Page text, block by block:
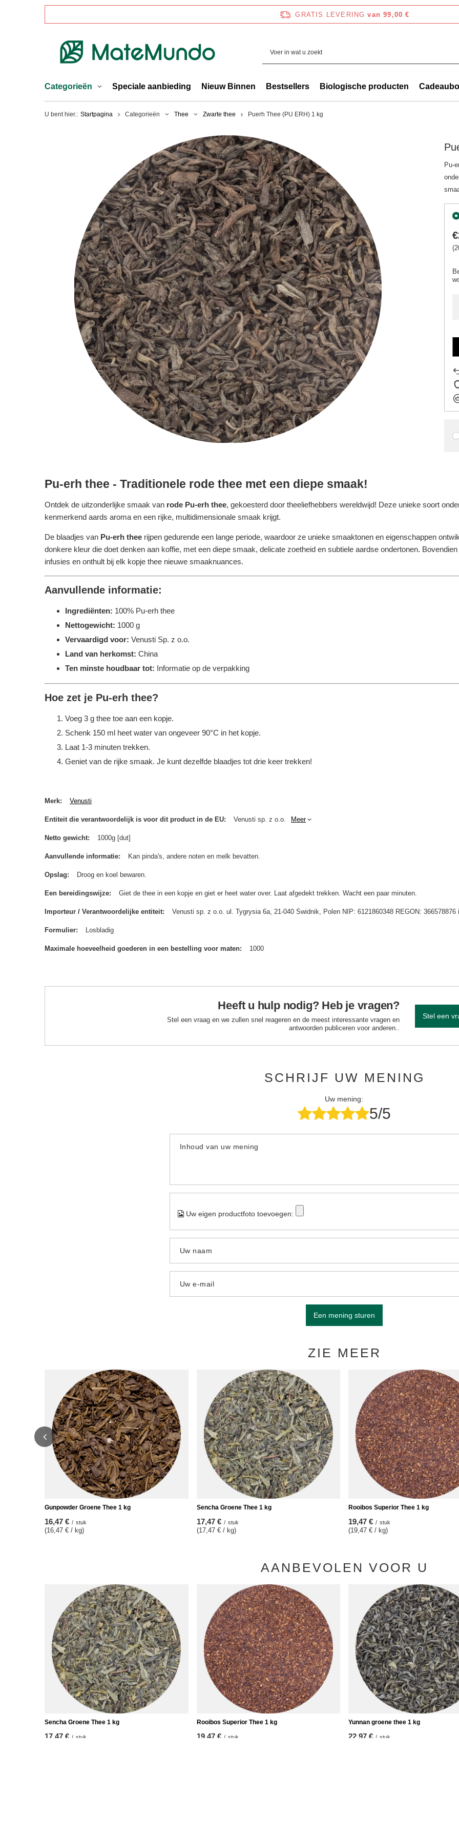
GRATIS LEVERING van 99,00 €
Categorieën Speciale aanbieding Nieuw Binnen Bestsellers Biologische producten
U bent hier.: Startpagina Categorieën Thee Zwarte thee Puerh Thee (PU ERH) 1 kg
Pu-
Pu-erh thee - Traditionele rode thee met een diepe smaak!
Ontdek de uitzonderlijke smaak van rode Pu-erh thee, gekoesterd door theeliefhebbers wereldwijd! Deze unieke soort
kenmerkend aards aroma en een rijke, multidimensionale smaak krijgt.
De blaadjes van Pu-erh thee rijpen gedurende een lange periode, waardoor ze unieke smaaktonen en eigenschappen
donkere kleur die doet denken aan koffie, met een diepe smaak, delicate zoetheid en subtiele aardse ondertonen.
infusies en onthult bij elk kopje thee nieuwe smaaknuances.
Aanvullende informatie:
Ingrediënten: 100% Pu-erh thee
Nettogewicht: 1000 g
Vervaardigd voor: Venusti Sp. z o.o.
Land van herkomst: China
Ten minste houdbaar tot: Informatie op de verpakking
Hoe zet je Pu-erh thee?
Voeg 3 g thee toe aan een kopje.
Schenk 150 ml heet water van ongeveer 90°C in het kopje.
Laat 1-3 minuten trekken.
Geniet van de rijke smaak. Je kunt dezelfde blaadjes tot drie keer trekken!
Merk Venusti
Entiteit die verantwoordelijk is voor dit product in de EU Venusti sp. z o.o. Meer
Netto gewicht 1000g [dut]
Aanvullende informatie Kan pinda's, andere noten en melk bevatten.
Opslag Droog en koel bewaren.
Een bereidingswijze Giet de thee in een kopje en giet er heet water over. Laat afgedekt trekken. Wacht een paar minuten.
Importeur / Verantwoordelijke entiteit Venusti sp. z o.o. ul. Tygrysia 6a, 21-040 Świdnik, Polen NIP: 6121860348 REGON: 366578876
Formulier Losbladig
Maximale hoeveelheid goederen in een bestelling voor maten 1000
Heeft u hulp nodig? Heb je vragen?
Stel een vraag en we zullen snel reageren en de meest interessante vragen en
antwoorden publiceren voor anderen..
Stel een
SCHRIJF UW MENING
Uw mening:
5/5
Inhoud van uw mening
Uw eigen productfoto toevoegen:
Uw naam
Uw e-mail
Een mening sturen
ZIE MEER
Gunpowder Groene Thee 1 kg
16,47 € / stuk
(16,47 € / kg)
Sencha Groene Thee 1 kg
17,47 € / stuk
(17,47 € / kg)
Rooibos Superior Thee 1 kg
19,47 € / stuk
(19,47 € / kg)
AANBEVOLEN VOOR U
Sencha Groene Thee 1 kg
17,47 € / stuk
Rooibos Superior Thee 1 kg
19,47 € / stuk
Yunnan groene thee 1 kg
22,97 € / stuk